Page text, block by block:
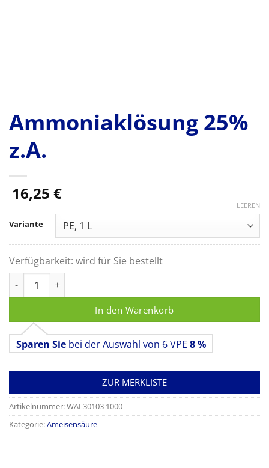
Ammoniaklösung 25%
z.A.
16,25 €
Variante
LEEREN
Verfügbarkeit: wird für Sie bestellt
In den Warenkorb
Sparen Sie bei der Auswahl von 6 VPE 8 %
ZUR MERKLISTE
Artikelnummer:WAL30103 1000
Kategorie:Ameisensäure